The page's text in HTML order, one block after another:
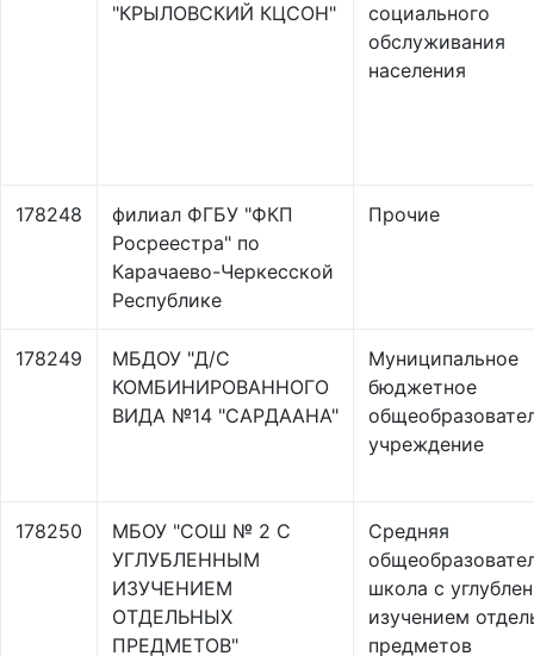
"КРЫЛОВСКИЙ КЦСОН"
социального
обслуживания
населения
178248
филиал ФГБУ "ФКП
Росреестра" по
Карачаево-Черкесской
Республике
Прочие
178249
МБДОУ "Д/С
КОМБИНИРОВАННОГО
ВИДА №14 "САРДААНА"
Муниципальное
бюджетное
учреждение
178250
МБОУ "СОШ № 2 С
УГЛУБЛЕННЫМ
ИЗУЧЕНИЕМ
ОТДЕЛЬНЫХ
ПРЕДМЕТОВ"
Средняя
школа с
изучением
предметов